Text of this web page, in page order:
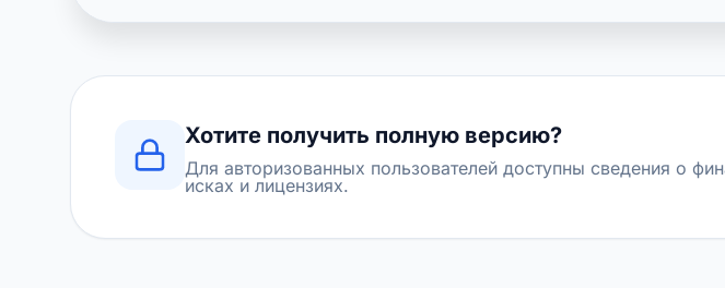
Хотите получить полную версию?
Для авторизованных пользователей доступны сведения о
исках и лицензиях.